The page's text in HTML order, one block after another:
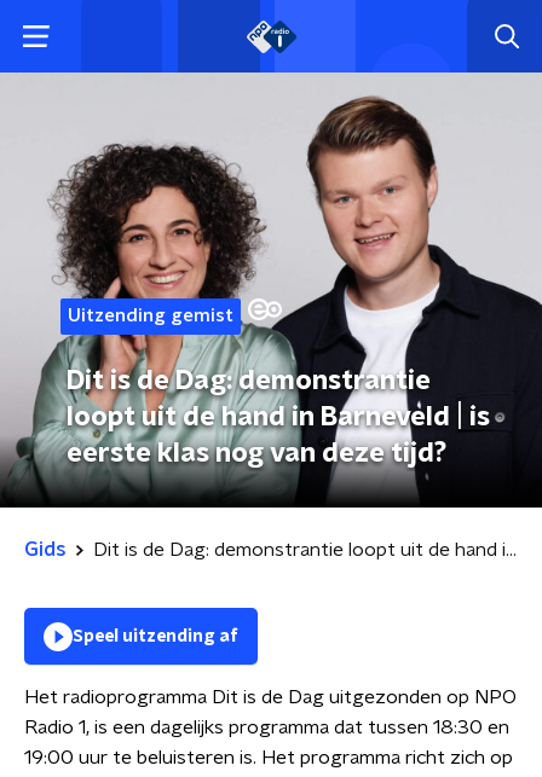
Uitzending gemist
Dit is de Dag: demonstrantie
loopt uit de hand in Barneveld | is
eerste klas nog van deze tijd?
Gids Dit is de Dag: demonstrantie loopt uit de hand in Barneveld | is eerste klas nog van deze tijd?
Speel uitzending af
Het radioprogramma Dit is de Dag uitgezonden op NPO
Radio 1, is een dagelijks programma dat tussen 18:30 en
19:00 uur te beluisteren is. Het programma richt zich op